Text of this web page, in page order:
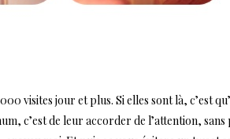
visites jour et plus. Si elles sont là, c’est
c’est de leur accorder de l’attention,